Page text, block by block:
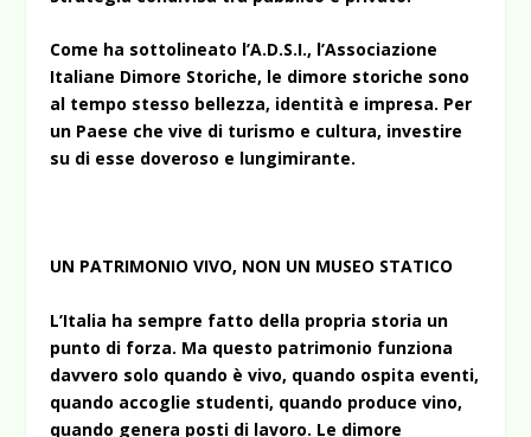
Come ha sottolineato l’A.D.S.I., l’Associazione
Italiane Dimore Storiche, le dimore storiche sono
al tempo stesso bellezza, identità e impresa. Per
un Paese che vive di turismo e cultura, investire
su di esse doveroso e lungimirante.
UN PATRIMONIO VIVO, NON UN MUSEO STATICO
L’Italia ha sempre fatto della propria storia un
punto di forza. Ma questo patrimonio funziona
davvero solo quando è vivo, quando ospita eventi,
quando accoglie studenti, quando produce vino,
quando genera posti di lavoro. Le dimore